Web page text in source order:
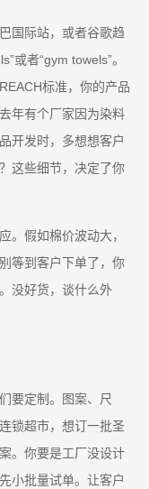
国际站，或者谷歌趋
或者“gym towels”。
标准，你的产品
年有个厂家因为染料
开发时，多想想客户
这些细节，决定了你
。假如棉价波动大，
等到客户下单了，你
没好货，谈什么外
要定制。图案、尺
锁超市，想订一批圣
。你要是工厂没设计
小批量试单。让客户